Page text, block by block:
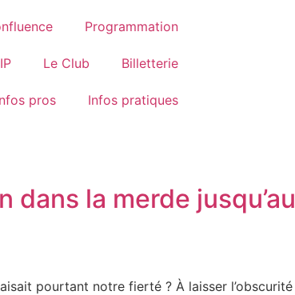
Programmation
Le Club Billetterie
pros Infos pratiques
la merde
pourtant notre fierté ? À laisser